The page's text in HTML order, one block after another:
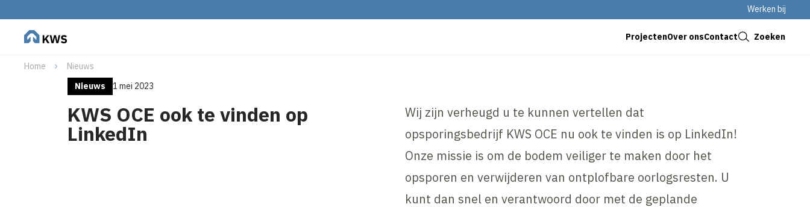
Werken bij
ProjectenOver onsContact Zoeken
Home
Nieuws
Nieuws
1 mei 2023
KWS OCE ook te vinden op
LinkedIn
Wij zijn verheugd u te kunnen vertellen dat
opsporingsbedrijf KWS OCE nu ook te vinden is op LinkedIn!
Onze missie is om de bodem veiliger te maken door het
opsporen en verwijderen van ontplofbare oorlogsresten. U
kunt dan snel en verantwoord door met de geplande
Sluiten